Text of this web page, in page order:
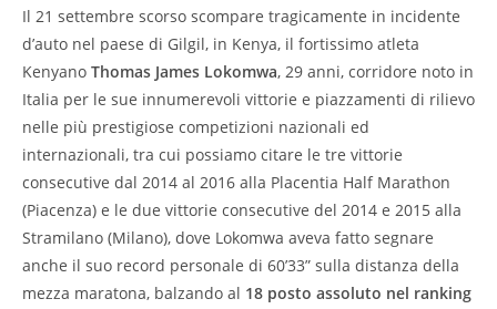
Il 21 settembre scorso scompare tragicamente in incidente
d’auto nel paese di Gilgil, in Kenya, il fortissimo atleta
Kenyano Thomas James Lokomwa, 29 anni, corridore noto in
Italia per le sue innumerevoli vittorie e piazzamenti di rilievo
nelle più prestigiose competizioni nazionali ed
internazionali, tra cui possiamo citare le tre vittorie
consecutive dal 2014 al 2016 alla Placentia Half Marathon
(Piacenza) e le due vittorie consecutive del 2014 e 2015 alla
Stramilano (Milano), dove Lokomwa aveva fatto segnare
anche il suo record personale di 60’33” sulla distanza della
mezza maratona, balzando al 18 posto assoluto nel ranking